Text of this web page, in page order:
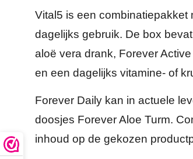
Vital5 is een
dagelijks gebruik. De box
aloë vera drank, Forever
en een dagelijks vitamine- of
Forever Daily kan in actuele
doosjes Forever Aloe Turm.
inhoud op de gekozen